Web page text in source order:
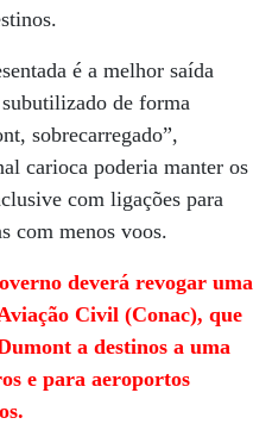
é a melhor saída
de forma
sobrecarregado”,
carioca poderia manter os
com ligações para
com menos voos.
deverá revogar uma
Civil (Conac), que
a destinos a uma
e para aeroportos